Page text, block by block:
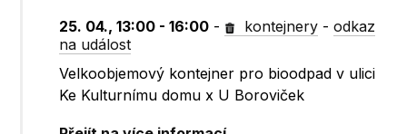
25. 04., 13:00 - 16:00 - kontejnery -odkaz
na událost
Velkoobjemový kontejner pro bioodpad v ulici
Ke Kulturnímu domu x U Boroviček